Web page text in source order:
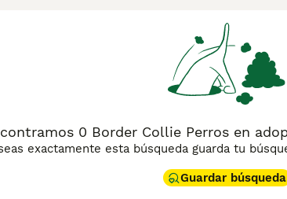
para obtener
0 Border Collie Perros en
exactamente esta búsqueda guarda tu
Guardar búsqueda